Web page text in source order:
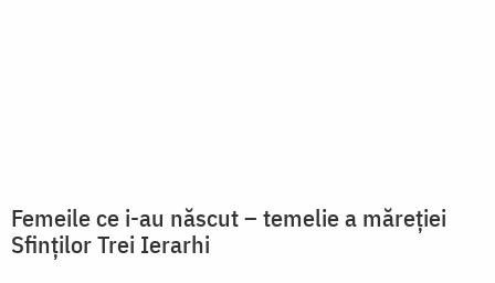
Femeile ce i-au născut – temelie a măreției
Sfinților Trei Ierarhi